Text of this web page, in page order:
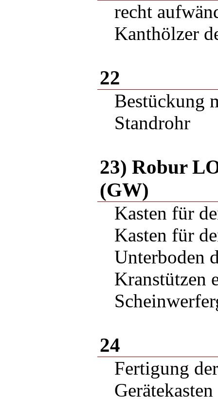
recht
Kanthölzer
22
Bestückung
Standrohr
23) Robur
(GW)
Kasten für
Kasten für
Unterboden
Kranstützen
24
Fertigung